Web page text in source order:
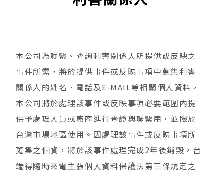
本公司為聯繫、查詢利害關係人所提供或反映之
事件所需，將於提供事件或反映事項中蒐集利害
關係人的姓名、電話及E-MAIL等相關個人資料，
本公司將於處理該事件或反映事項必要範圍內提
供予處理人員或廠商進行查證與聯繫用，並限於
台灣市場地區使用。因處理該事件或反映事項所
蒐集之個資，將於該事件處理完成2年後銷毀，台
端得隨時來電主張個人資料保護法第三條規定之